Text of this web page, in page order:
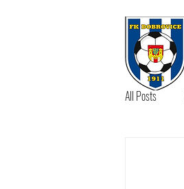
All Posts